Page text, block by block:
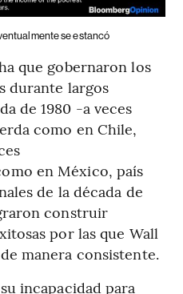
se estancó
que gobernaron los
durante largos
de 1980 -a veces
como en Chile,
en México, país
de la década de
construir
por las que Wall
manera consistente.
incapacidad para